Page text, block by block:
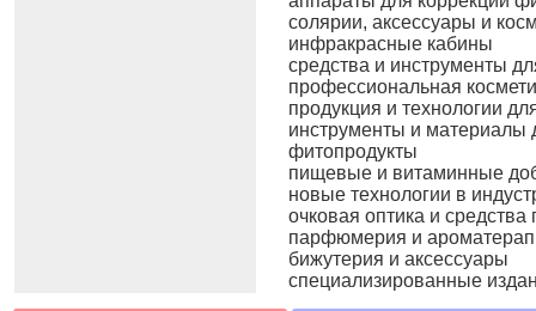
солярии, аксессуары и
инфракрасные кабины
средства и инструменты
профессиональная
продукция и технологии
инструменты и материалы
фитопродукты
пищевые и витаминные
новые технологии в
очковая оптика и средства
парфюмерия и
бижутерия и аксессуары
специализированные